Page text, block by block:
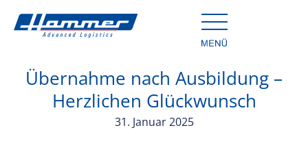
Übernahme nach Ausbildung –
Herzlichen Glückwunsch
31. Januar 2025